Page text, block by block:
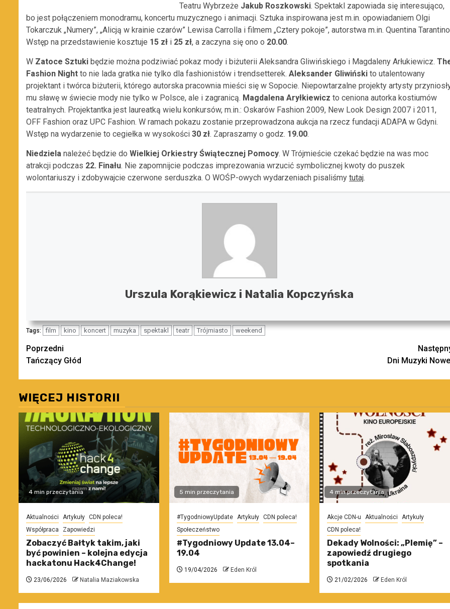
Teatru Wybrzeże Jakub Roszkowski. Spektakl zapowiada się interesująco,
bo jest połączeniem monodramu, koncertu muzycznego i animacji. Sztuka inspirowana jest m.in. opowiadaniem Olgi
Tokarczuk „Numery”, „Alicją w krainie czarów” Lewisa Carrolla i filmem „Cztery pokoje”, autorstwa m.in. Quentina
Wstęp na przedstawienie kosztuje 15 zł i 25 zł, a zaczyna się ono o 20.00.
W Zatoce Sztuki będzie można podziwiać pokaz mody i biżuterii Aleksandra Gliwińskiego i Magdaleny Arłukiewicz.
Fashion Night to nie lada gratka nie tylko dla fashionistów i trendsetterek. Aleksander Gliwiński to utalentowany
projektant i twórca biżuterii, którego autorska pracownia mieści się w Sopocie. Niepowtarzalne projekty artysty
mu sławę w świecie mody nie tylko w Polsce, ale i zagranicą. Magdalena Aryłkiewicz to ceniona autorka kostiumów
teatralnych. Projektantka jest laureatką wielu konkursów, m.in.: Oskarów Fashion 2009, New Look Design 2007 i 2011,
OFF Fashion oraz UPC Fashion. W ramach pokazu zostanie przeprowadzona aukcja na rzecz fundacji ADAPA w Gdyni.
Wstęp na wydarzenie to cegiełka w wysokości 30 zł. Zapraszamy o godz. 19.00.
Niedziela należeć będzie do Wielkiej Orkiestry Świątecznej Pomocy. W Trójmieście czekać będzie na was moc
atrakcji podczas 22. Finału. Nie zapomnijcie podczas imprezowania wrzucić symbolicznej kwoty do puszek
wolontariuszy i zdobywajcie czerwone serduszka. O WOŚP-owych wydarzeniach pisaliśmy tutaj.
Urszula Korąkiewicz i Natalia Kopczyńska
Tags: film kino koncert muzyka spektakl teatr Trójmiasto weekend
Zobacz
wpisy
Poprzedni
Tańczący Głód
Dni Muzyki
WIĘCEJ HISTORII
4 min przeczytania
Aktualności Artykuły CDN poleca!
Współpraca
Zapowiedzi
Zobaczyć Bałtyk takim, jaki
być powinien – kolejna edycja
hackatonu Hack4Change!
23/06/2026 Natalia Maziakowska
5 min przeczytania
#TygodniowyUpdate Artykuły CDN poleca!
Społeczeństwo
#Tygodniowy Update 13.04–
19.04
19/04/2026 Eden Król
4 min przeczytania
Akcje CDN-u Aktualności
Artykuły
CDN poleca!
Dekady Wolności: „Plemię” –
zapowiedź drugiego
spotkania
21/02/2026 Eden Król